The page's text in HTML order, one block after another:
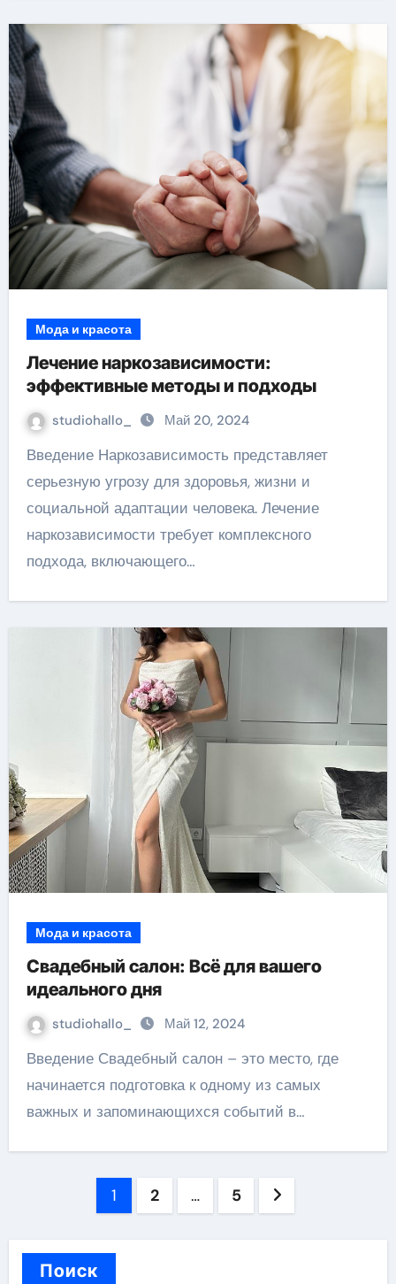
Мода и красота
Лечение наркозависимости:
эффективные методы и подходы
studiohallo_ Май 20, 2024
Введение Наркозависимость представляет
серьезную угрозу для здоровья, жизни и
социальной адаптации человека. Лечение
наркозависимости требует комплексного
подхода, включающего…
Мода и красота
Свадебный салон: Всё для вашего
идеального дня
studiohallo_ Май 12, 2024
Введение Свадебный салон – это место, где
начинается подготовка к одному из самых
важных и запоминающихся событий в…
Пагинация
1 2 … 5
Поиск